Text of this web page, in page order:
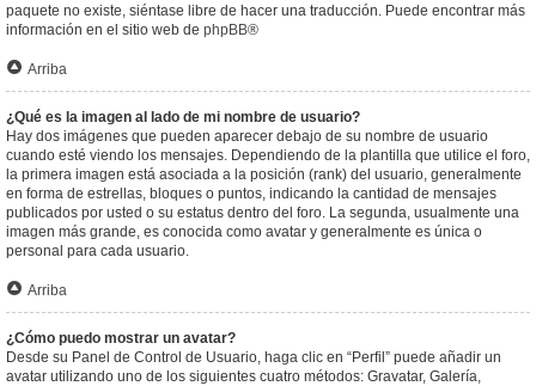
paquete no existe, siéntase libre de hacer una traducción. Puede encontrar más
información en el sitio web de phpBB®
Arriba
¿Qué es la imagen al lado de mi nombre de usuario?
Hay dos imágenes que pueden aparecer debajo de su nombre de usuario
cuando esté viendo los mensajes. Dependiendo de la plantilla que utilice el foro,
la primera imagen está asociada a la posición (rank) del usuario, generalmente
en forma de estrellas, bloques o puntos, indicando la cantidad de mensajes
publicados por usted o su estatus dentro del foro. La segunda, usualmente una
imagen más grande, es conocida como avatar y generalmente es única o
personal para cada usuario.
Arriba
¿Cómo puedo mostrar un avatar?
Desde su Panel de Control de Usuario, haga clic en “Perfil” puede añadir un
avatar utilizando uno de los siguientes cuatro métodos: Gravatar, Galería,